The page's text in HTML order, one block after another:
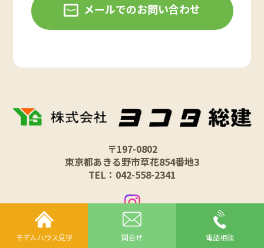
メールでのお問い合わせ
〒197-0802
東京都あきる野市草花854番地3
TEL：042-558-2341
モデルハウス見学 問合せ 電話相談